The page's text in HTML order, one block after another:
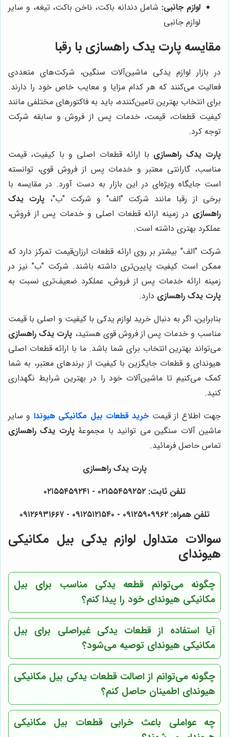
لوازم جانبی: شامل دندانه‌ باکت، ناخن باکت، تیغه، و سایر
لوازم جانبی
مقایسه پارت یدک راهسازی با رقبا
در بازار لوازم یدکی ماشین‌آلات سنگین، شرکت‌های متعددی
فعالیت می‌کنند که هر کدام مزایا و معایب خاص خود را دارند.
برای انتخاب بهترین تامین‌کننده، باید به فاکتورهای مختلفی مانند
کیفیت قطعات، قیمت، خدمات پس از فروش و سابقه شرکت
توجه کرد.
پارت یدک راهسازی با ارائه قطعات اصلی و با کیفیت، قیمت
مناسب، گارانتی معتبر و خدمات پس از فروش قوی، توانسته
است جایگاه ویژه‌ای در این بازار به دست آورد. در مقایسه با
برخی از رقبا مانند شرکت "الف" و شرکت "ب"،پارت یدک
راهسازی در زمینه ارائه قطعات اصلی و خدمات پس از فروش،
عملکرد بهتری داشته است.
شرکت "الف" بیشتر بر روی ارائه قطعات ارزان‌قیمت تمرکز دارد که
ممکن است کیفیت پایین‌تری داشته باشند. شرکت "ب" نیز در
زمینه ارائه خدمات پس از فروش، عملکرد ضعیف‌تری نسبت به
پارت یدک راهسازی دارد.
بنابراین، اگر به دنبال خرید لوازم یدکی با کیفیت و اصلی با قیمت
مناسب و خدمات پس از فروش قوی هستید، پارت یدک راهسازی
می‌تواند بهترین انتخاب برای شما باشد. ما با ارائه قطعات اصلی
هیوندای و قطعات جایگزین با کیفیت از برندهای معتبر، به شما
کمک می‌کنیم تا ماشین‌آلات خود را در بهترین شرایط نگهداری
کنید.
جهت اطلاع از قیمت خرید قطعات بیل مکانیکی هیوندا و سایر
ماشین آلات سنگین می توانید با مجموعۀپارت یدک راهسازی
تماس حاصل فرمائید.
پارت یدک راهسازی
تلفن ثابت: ۰۲۱۵۵۴۵۹۲۵۲ - ۰۲۱۵۵۴۵۹۲۴۱
تلفن همراه: ۰۹۱۲۵۹۰۹۹۶۲ - ۰۹۱۲۵۱۲۱۵۴۰ - ۰۹۱۲۶۹۳۱۶۶۷
سوالات متداول لوازم یدکی بیل مکانیکی
هیوندای
چگونه می‌توانم قطعه یدکی مناسب برای بیل
مکانیکی هیوندای خود را پیدا کنم؟
آیا استفاده از قطعات یدکی غیراصلی برای بیل
مکانیکی هیوندای توصیه می‌شود؟
چگونه می‌توانم از اصالت قطعات یدکی بیل مکانیکی
هیوندای اطمینان حاصل کنم؟
چه عواملی باعث خرابی قطعات بیل مکانیکی